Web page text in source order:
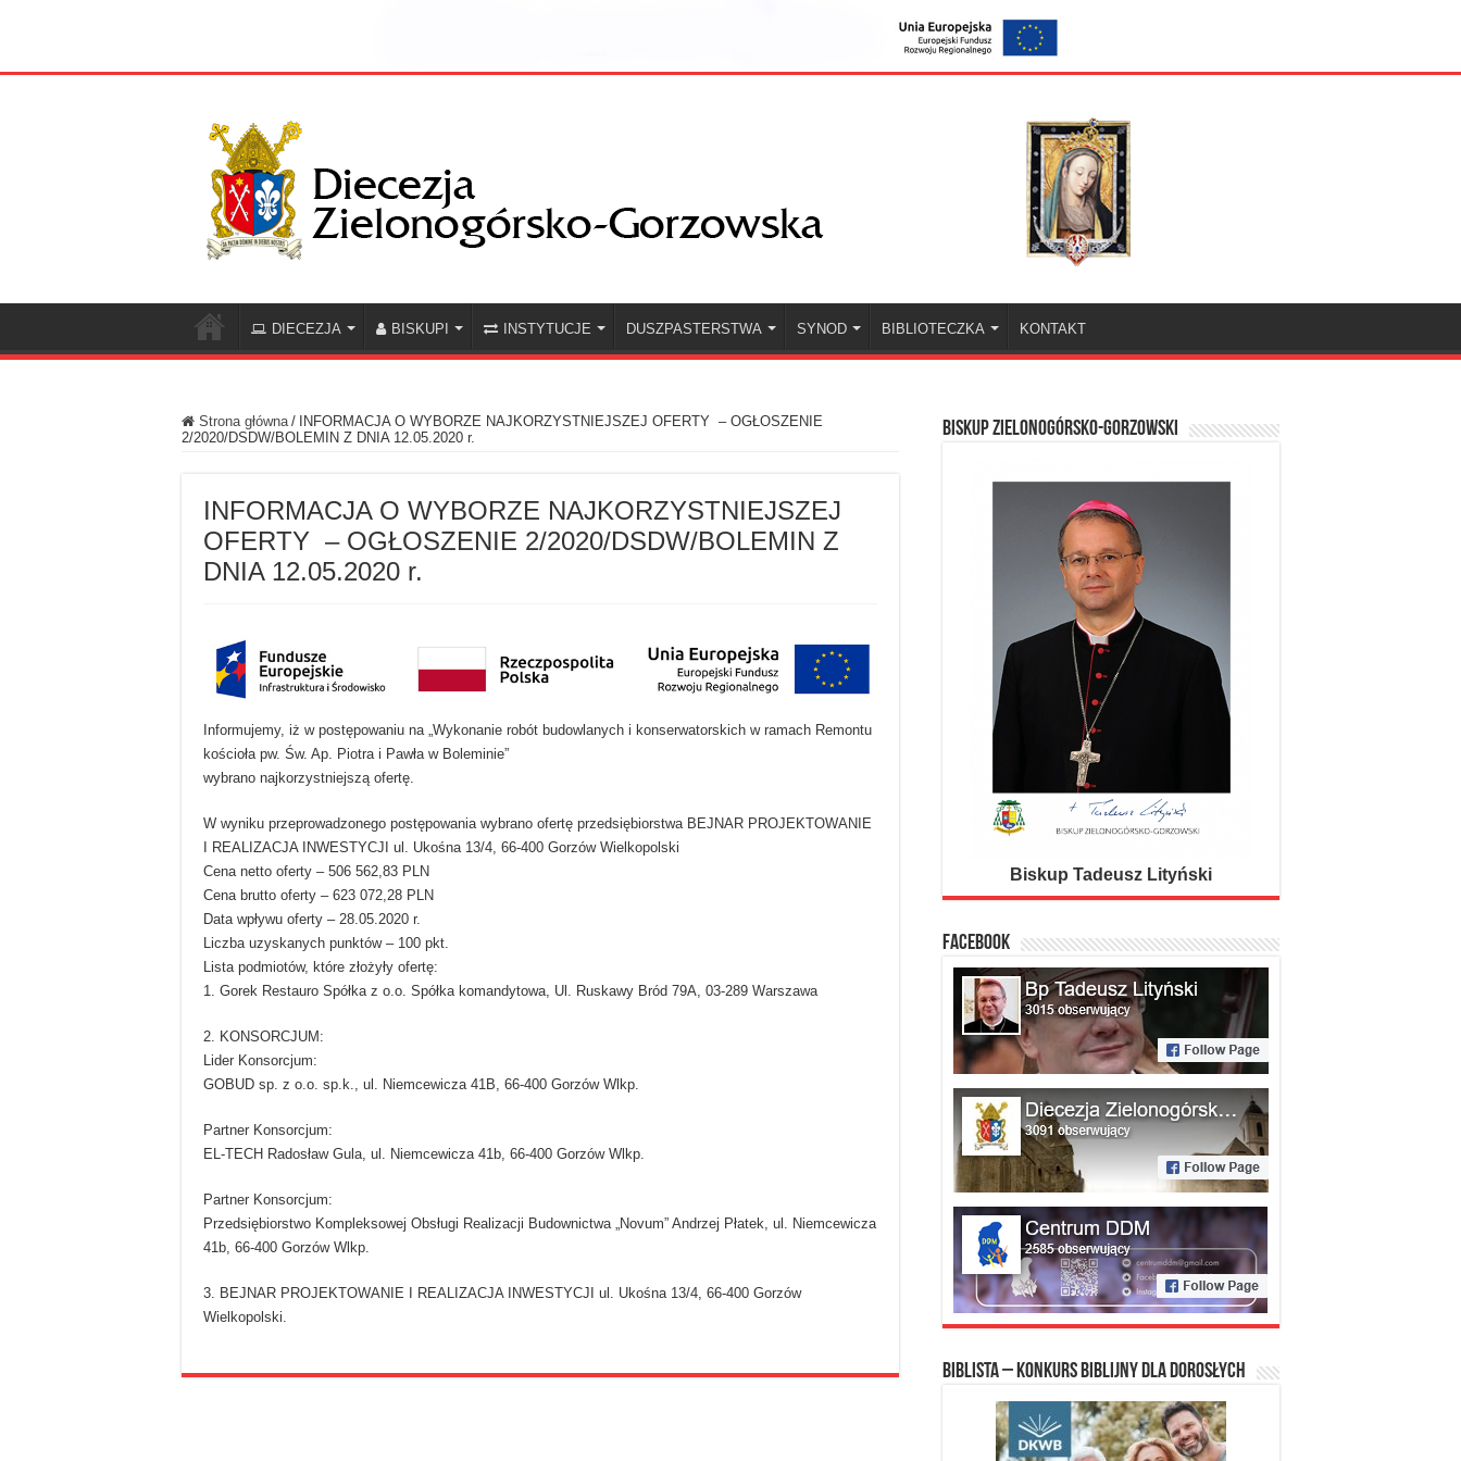
DIECEZJA BISKUPI INSTYTUCJE DUSZPASTERSTWA SYNOD BIBLIOTECZKA KONTAKT
Strona główna / INFORMACJA O WYBORZE NAJKORZYSTNIEJSZEJ OFERTY – OGŁOSZENIE
2/2020/DSDW/BOLEMIN Z DNIA 12.05.2020 r.
INFORMACJA O WYBORZE NAJKORZYSTNIEJSZEJ
OFERTY – OGŁOSZENIE 2/2020/DSDW/BOLEMIN Z
DNIA 12.05.2020 r.
Informujemy, iż w postępowaniu na „Wykonanie robót budowlanych i konserwatorskich w ramach Remontu
kościoła pw. Św. Ap. Piotra i Pawła w Boleminie”
wybrano najkorzystniejszą ofertę.
W wyniku przeprowadzonego postępowania wybrano ofertę przedsiębiorstwa BEJNAR PROJEKTOWANIE
I REALIZACJA INWESTYCJI ul. Ukośna 13/4, 66-400 Gorzów Wielkopolski
Cena netto oferty – 506 562,83 PLN
Cena brutto oferty – 623 072,28 PLN
Data wpływu oferty – 28.05.2020 r.
Liczba uzyskanych punktów – 100 pkt.
Lista podmiotów, które złożyły ofertę:
1. Gorek Restauro Spółka z o.o. Spółka komandytowa, Ul. Ruskawy Bród 79A, 03-289 Warszawa
2. KONSORCJUM:
Lider Konsorcjum:
GOBUD sp. z o.o. sp.k., ul. Niemcewicza 41B, 66-400 Gorzów Wlkp.
Partner Konsorcjum:
EL-TECH Radosław Gula, ul. Niemcewicza 41b, 66-400 Gorzów Wlkp.
Partner Konsorcjum:
Przedsiębiorstwo Kompleksowej Obsługi Realizacji Budownictwa „Novum” Andrzej Płatek, ul. Niemcewicza
41b, 66-400 Gorzów Wlkp.
3. BEJNAR PROJEKTOWANIE I REALIZACJA INWESTYCJI ul. Ukośna 13/4, 66-400 Gorzów
Wielkopolski.
BISKUP ZIELONOGÓRSKO-GORZOWSKI
Biskup Tadeusz Lityński
FACEBOOK
Biblista – konkurs biblijny dla dorosłych